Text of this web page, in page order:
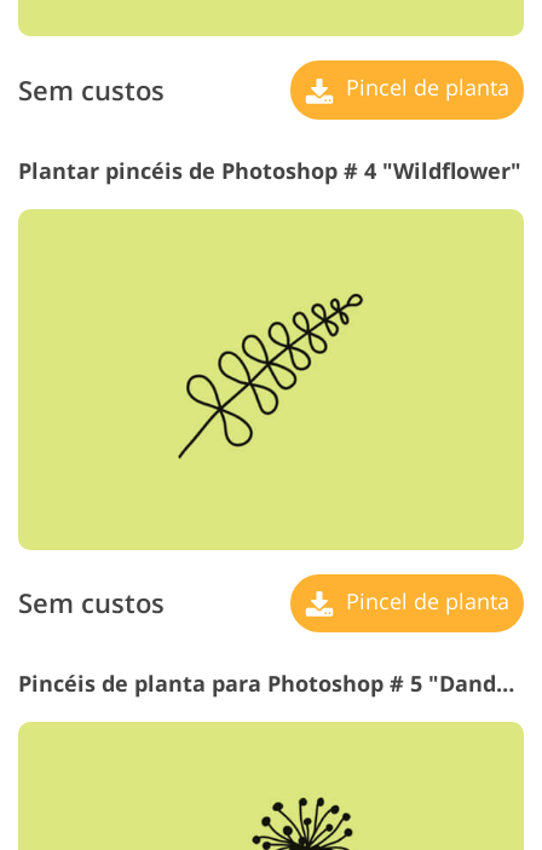
Sem custos Pincel de planta
Plantar pincéis de Photoshop # 4 "Wildflower"
Sem custos Pincel de planta
Pincéis de planta para Photoshop # 5 "Dandelion"